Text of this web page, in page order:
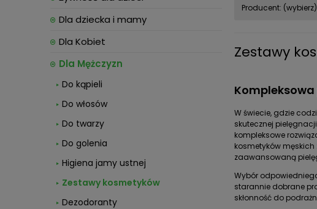
Dla dziecka i mamy
Dla Kobiet
Dla Mężczyzn
Do kąpieli
Do włosów
Do twarzy
Do golenia
Higiena jamy ustnej
Zestawy kosmetyków
Dezodoranty
Producent: (wybierz)
Zestawy
W świecie, gdzie
skutecznej
kompleksowe
kosmetyków
zaawansowaną
Wybór
starannie dobrane
skłonność do